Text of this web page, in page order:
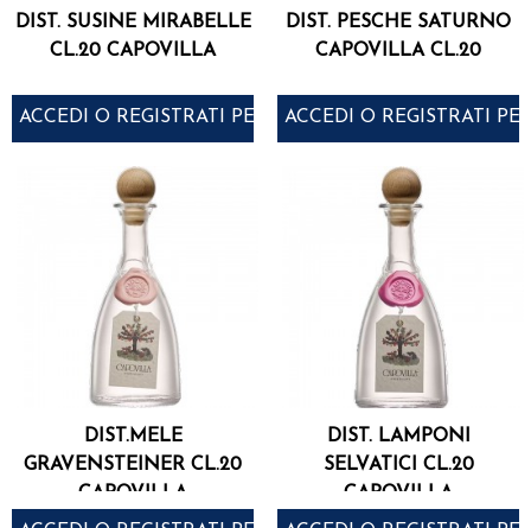
DIST. SUSINE MIRABELLE
CL.20 CAPOVILLA
ACCEDI O REGISTRATI PER ACQUISTARE
DIST. PESCHE SATURNO
CAPOVILLA CL.20
ACCEDI O REGISTRATI
DIST.MELE
GRAVENSTEINER CL.20
CAPOVILLA
DIST. LAMPONI
SELVATICI CL.20
CAPOVILLA